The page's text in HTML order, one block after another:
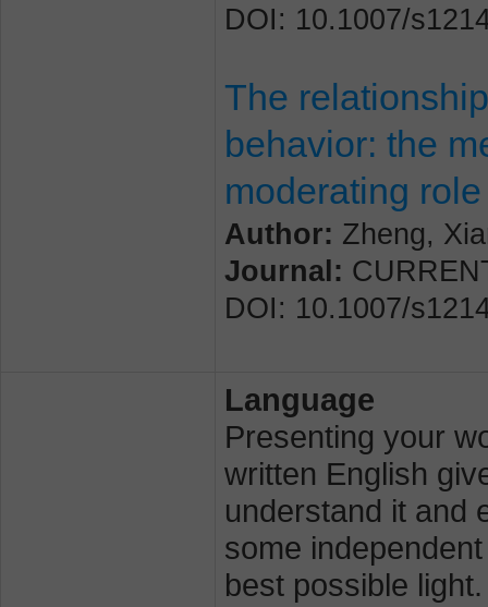
DOI: 10.1007/
The
behavior: the
moderating
Author: Zheng,
Journal:
DOI: 10.1007/
Language
Presenting your
written English
understand it and
some
best possible light.